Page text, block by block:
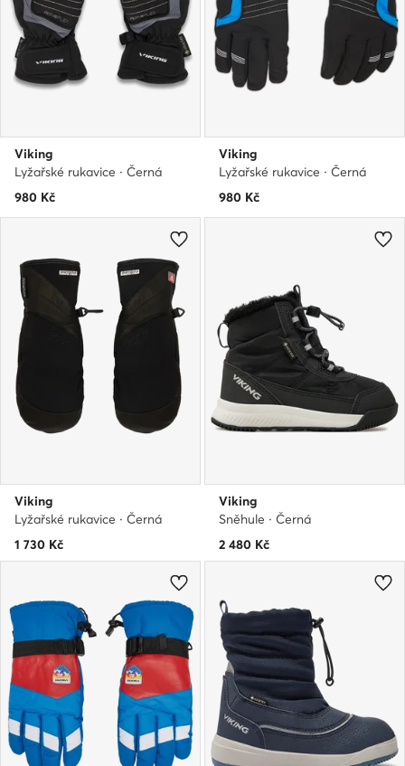
Viking
Lyžařské rukavice · Černá
980 Kč
Viking
Lyžařské rukavice · Černá
980 Kč
Viking
Lyžařské rukavice · Černá
1 730 Kč
Viking
Sněhule · Černá
2 480 Kč